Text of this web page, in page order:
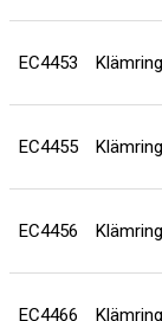
EC4453
EC4455
EC4456
EC4466